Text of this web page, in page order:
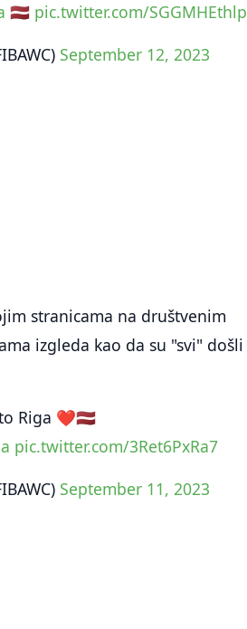
🇱🇻 pic.twitter.com/SGGMHEthlp
September 12, 2023
stranicama na društvenim
izgleda kao da su "svi" došli
Riga ❤️🇱🇻
pic.twitter.com/3Ret6PxRa7
September 11, 2023